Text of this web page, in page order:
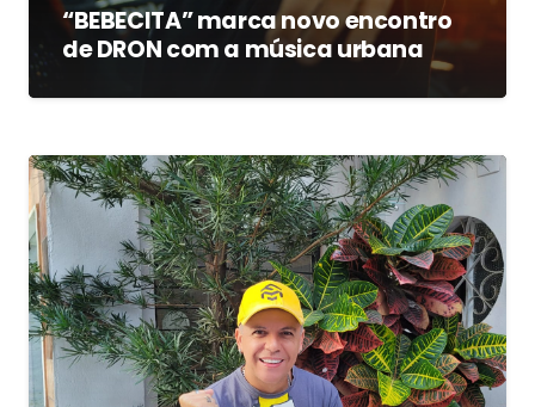
“BEBECITA” marca novo encontro
de DRON com a música urbana